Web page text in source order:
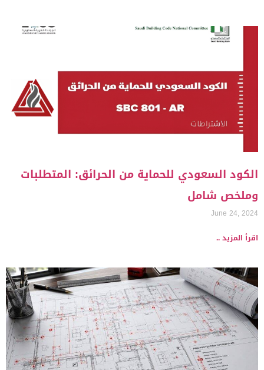
الكود السعودي للحماية من الحرائق: المتطلبات
وملخص شامل
June 24, 2024
اقرأ المزيد ..